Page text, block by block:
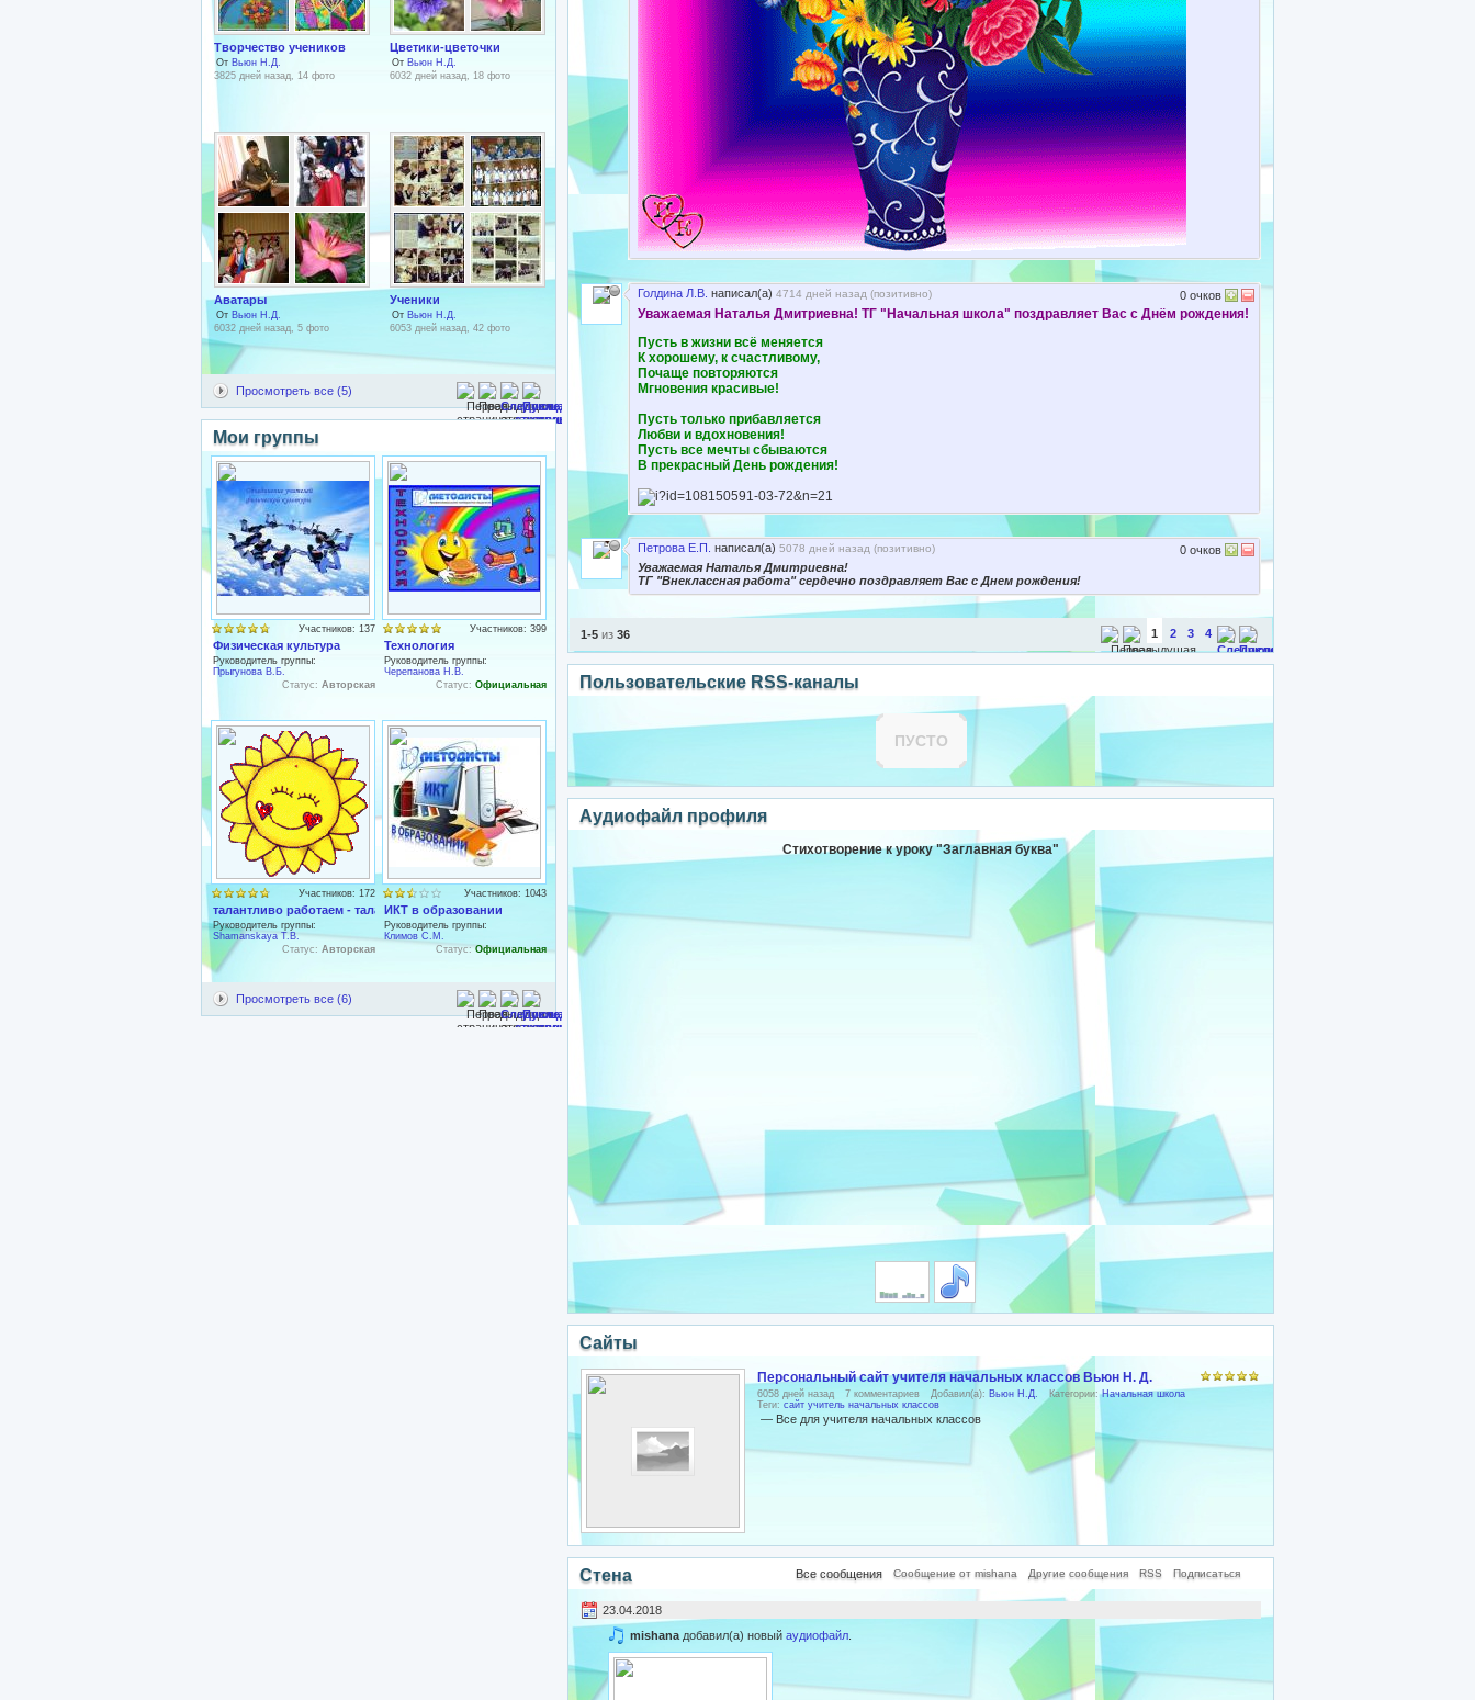
Творчество учеников
От Вьюн Н.Д.
3825 дней назад, 14 фото
Цветики-цветочки
От Вьюн Н.Д.
6032 дней назад, 18 фото
Аватары
От Вьюн Н.Д.
6032 дней назад, 5 фото
Ученики
От Вьюн Н.Д.
6053 дней назад, 42 фото
Просмотреть все (5)
Мои группы
Участников: 137
Физическая культура
Руководитель группы:
Прыгунова В.Б.
Статус: Авторская
Участников: 399
Технология
Руководитель группы:
Черепанова Н.В.
Статус: Официальная
Участников: 172
талантливо работаем - талантливо отдыхаем
Руководитель группы:
Shamanskaya T.B.
Статус: Авторская
Участников: 1043
ИКТ в образовании
Руководитель группы:
Климов С.М.
Статус:Официальная
Просмотреть все (6)
Голдина Л.В. написал(а) 4714 дней назад (позитивно)
Уважаемая Наталья Дмитриевна! ТГ "Начальная школа" поздравляет Вас с Днём рождения!
Пусть в жизни всё меняется
К хорошему, к счастливому,
Почаще повторяются
Мгновения красивые!
Пусть только прибавляется
Любви и вдохновения!
Пусть все мечты сбываются
В прекрасный День рождения!
0 очков
Петрова Е.П. написал(а) 5078 дней назад (позитивно)
Уважаемая Наталья Дмитриевна!
ТГ "Внеклассная работа" сердечно поздравляет Вас с Днем рождения!
0 очков
1-5 из 36 1 2 3 4
Пользовательские RSS-каналы
ПУСТО
Аудиофайл профиля
Стихотворение к уроку "Заглавная буква"
Сайты
Персональный сайт учителя начальных классов Вьюн Н. Д.
6058 дней назад 7 комментариев Добавил(а): Вьюн Н.Д. Категории:Начальная школа
Теги: сайт учитель начальных классов
— Все для учителя начальных классов
Стена Все сообщения Сообщение от mishana Другие сообщения RSS Подписаться
23.04.2018
mishana добавил(а) новый аудиофайл